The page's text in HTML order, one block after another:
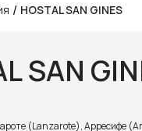
/ HOSTAL SAN GINES
SAN
(Lanzarote), Арресифе